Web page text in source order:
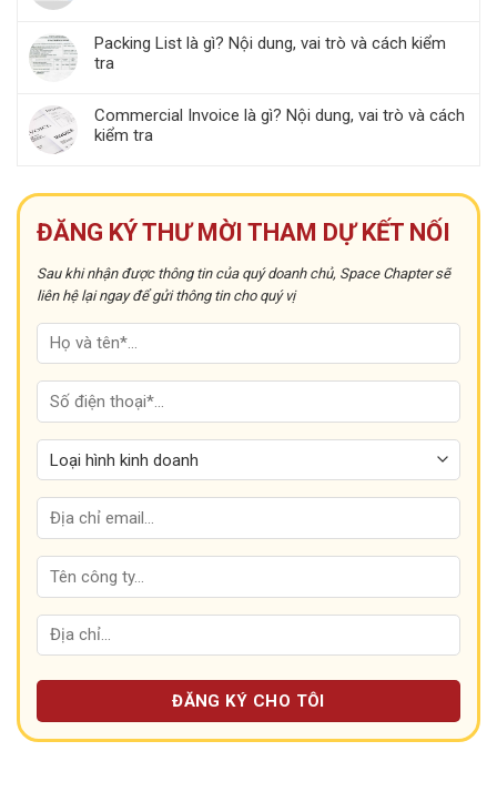
Packing List là gì? Nội dung, vai trò và cách kiểm
tra
Commercial Invoice là gì? Nội dung, vai trò và cách
kiểm tra
ĐĂNG KÝ THƯ MỜI THAM DỰ KẾT NỐI
Sau khi nhận được thông tin của quý doanh chủ, Space Chapter sẽ
liên hệ lại ngay để gửi thông tin cho quý vị